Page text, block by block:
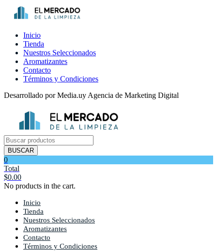
Inicio
Tienda
Nuestros Seleccionados
Aromatizantes
Contacto
Términos y Condiciones
Desarrollado por Media.uy Agencia de Marketing Digital
Búsqueda
de
productos
BUSCAR
0
Total
$0.00
No products in the cart.
Inicio
Tienda
Nuestros Seleccionados
Aromatizantes
Contacto
Términos y Condiciones